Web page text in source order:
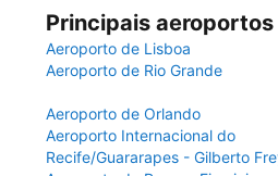
Principais
Aeroporto de Lisboa
Aeroporto de Rio Grande
Aeroporto de Orlando
Aeroporto Internacional do
Recife/Guararapes - Gilberto